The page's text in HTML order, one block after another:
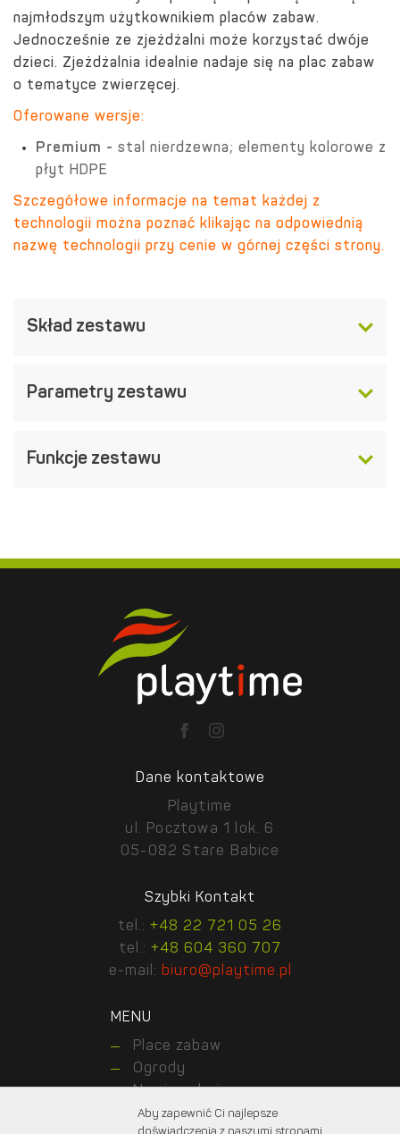
najmłodszym użytkownikiem placów zabaw.
Jednocześnie ze zjeżdżalni może korzystać dwóje
dzieci. Zjeżdżalnia idealnie nadaje się na plac zabaw
o tematyce zwierzęcej.
Oferowane wersje:
Premium - stal nierdzewna; elementy kolorowe z
płyt HDPE
Szczegółowe informacje na temat każdej z
technologii można poznać klikając na odpowiednią
nazwę technologii przy cenie w górnej części strony.
Skład zestawu
Parametry zestawu
Funkcje zestawu
Dane kontaktowe
Playtime
ul. Pocztowa 1 lok. 6
05-082 Stare Babice
Szybki Kontakt
tel.: +48 22 721 05 26
tel.: +48 604 360 707
e-mail: biuro@playtime.pl
MENU
Place zabaw
Ogrody
Nawierzchnie
Realizacje
Aby zapewnić Ci najlepsze